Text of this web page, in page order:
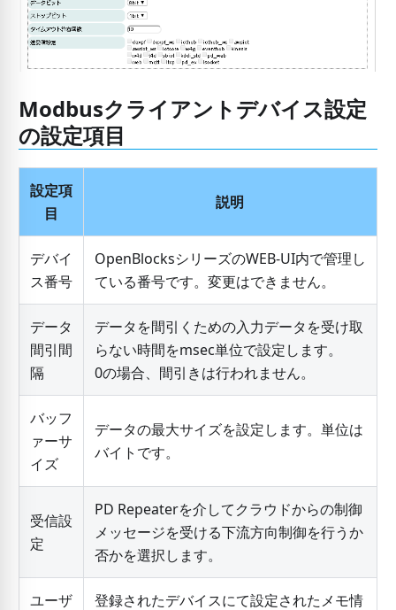
Modbusクライアントデバイス設定
の設定項目
設定項
目
説明
デバイ
ス番号
OpenBlocksシリーズのWEB-UI内で管理し
ている番号です。変更はできません。
データ
間引間
隔
データを間引くための入力データを受け取
らない時間をmsec単位で設定します。
0の場合、間引きは行われません。
バッフ
ァーサ
イズ
データの最大サイズを設定します。単位は
バイトです。
受信設
定
PD Repeaterを介してクラウドからの制御
メッセージを受ける下流方向制御を行うか
否かを選択します。
ユーザ 登録されたデバイスにて設定されたメモ情